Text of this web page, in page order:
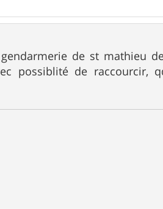
de st mathieu
possiblité de raccourcir,